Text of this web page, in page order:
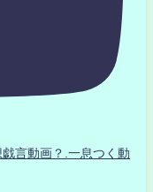
言動画？.一息つく動